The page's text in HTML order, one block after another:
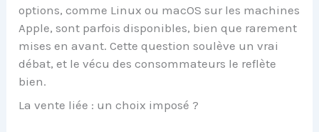
options, comme Linux ou macOS sur les machines
Apple, sont parfois disponibles, bien que rarement
mises en avant. Cette question soulève un vrai
débat, et le vécu des consommateurs le reflète
bien.
La vente liée : un choix imposé ?